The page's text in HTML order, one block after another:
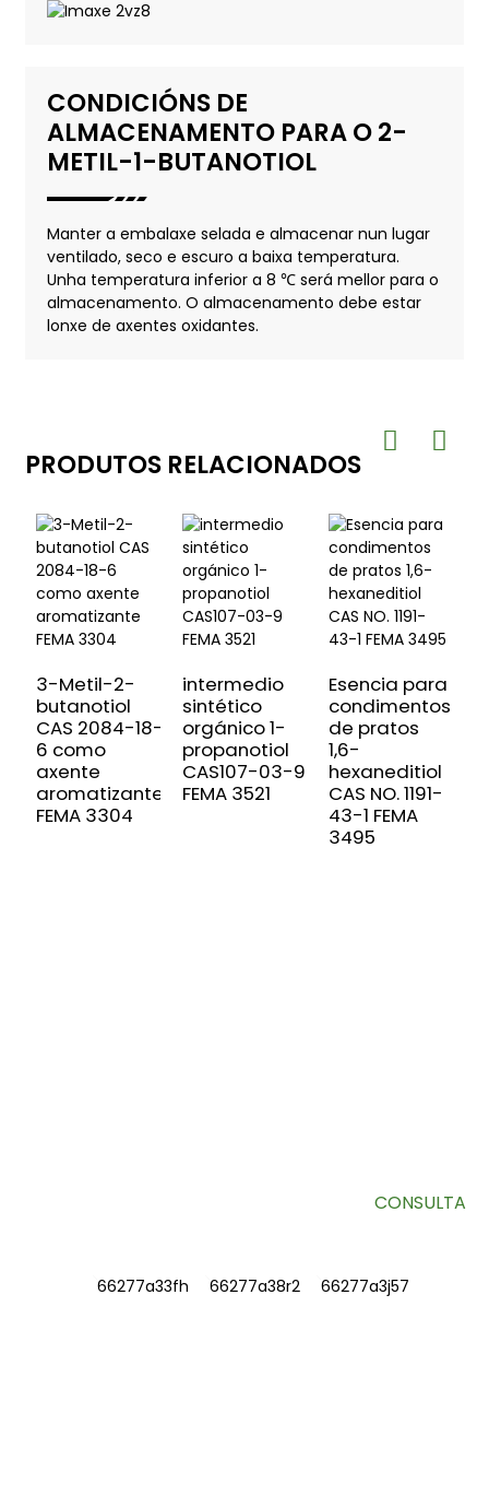
CONDICIÓNS DE
ALMACENAMENTO PARA O 2-
METIL-1-BUTANOTIOL
Manter a embalaxe selada e almacenar nun lugar
ventilado, seco e escuro a baixa temperatura.
Unha temperatura inferior a 8 ℃ será mellor para o
almacenamento. O almacenamento debe estar
lonxe de axentes oxidantes.
PRODUTOS RELACIONADOS
3-Metil-2-
butanotiol
CAS 2084-18-
6 como
axente
aromatizante
FEMA 3304
intermedio
sintético
orgánico 1-
propanotiol
CAS107-03-9
FEMA 3521
Esencia para
condimentos
de pratos
1,6-
hexaneditiol
CAS NO. 1191-
43-1 FEMA
3495
CONSULTA